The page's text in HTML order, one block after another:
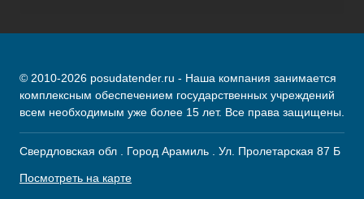
© 2010-2026 posudatender.ru - Наша компания занимается
комплексным обеспечением государственных учреждений
всем необходимым уже более 15 лет. Все права защищены.
Свердловская обл . Город Арамиль . Ул. Пролетарская 87 Б
Посмотреть на карте